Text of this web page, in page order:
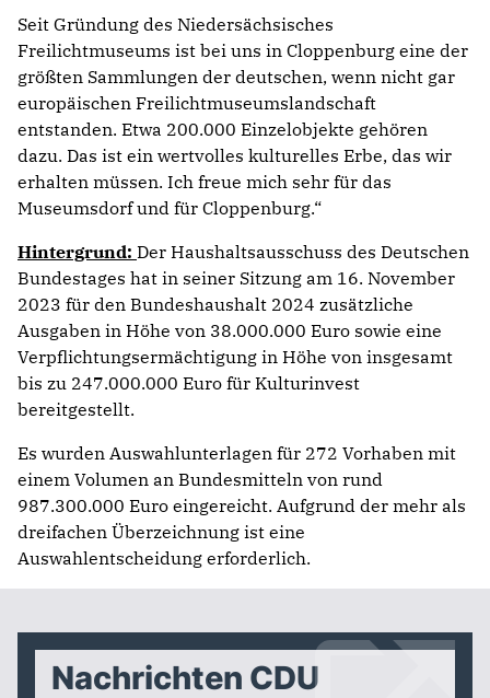
Seit Gründung des Niedersächsisches
Freilichtmuseums ist bei uns in Cloppenburg eine der
größten Sammlungen der deutschen, wenn nicht gar
europäischen Freilichtmuseumslandschaft
entstanden. Etwa 200.000 Einzelobjekte gehören
dazu. Das ist ein wertvolles kulturelles Erbe, das wir
erhalten müssen. Ich freue mich sehr für das
Museumsdorf und für Cloppenburg.“
Hintergrund: Der Haushaltsausschuss des Deutschen
Bundestages hat in seiner Sitzung am 16. November
2023 für den Bundeshaushalt 2024 zusätzliche
Ausgaben in Höhe von 38.000.000 Euro sowie eine
Verpflichtungsermächtigung in Höhe von insgesamt
bis zu 247.000.000 Euro für Kulturinvest
bereitgestellt.
Es wurden Auswahlunterlagen für 272 Vorhaben mit
einem Volumen an Bundesmitteln von rund
987.300.000 Euro eingereicht. Aufgrund der mehr als
dreifachen Überzeichnung ist eine
Auswahlentscheidung erforderlich.
Nachrichten CDU